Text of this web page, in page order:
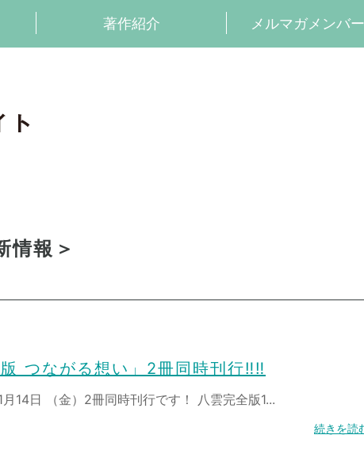
著作紹介 メルマガメンバ
情報＞
つながる想い」2冊同時刊行‼‼
14日 （金）2冊同時刊行です！ 八雲完全版1...
続きを読